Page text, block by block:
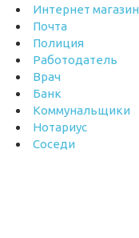
Интернет магазин
Почта
Полиция
Работодатель
Врач
Банк
Коммунальщики
Нотариус
Соседи